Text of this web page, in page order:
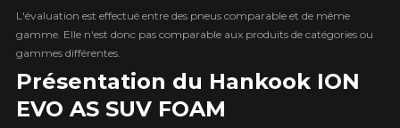
Présentation du Hankook ION
EVO AS SUV FOAM
L'évaluation est effectué entre des pneus comparable et de même
gamme. Elle n'est donc pas comparable aux produits de catégories ou
gammes différentes.